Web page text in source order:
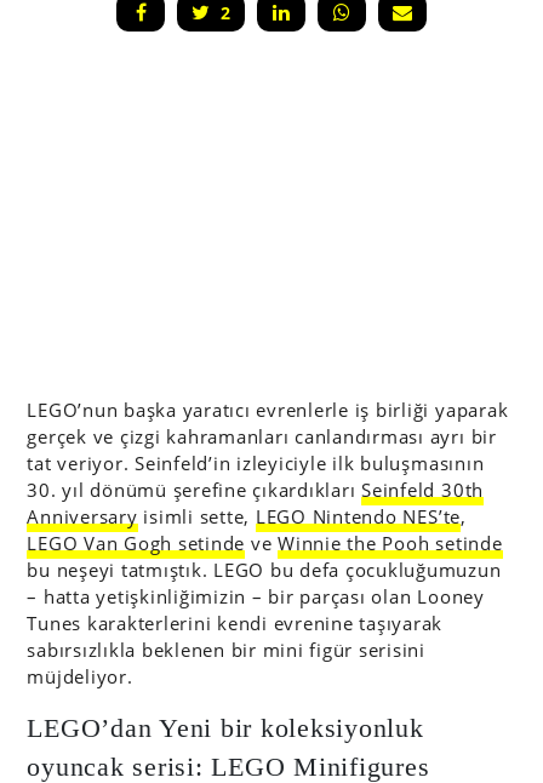
2
LEGO’nun başka yaratıcı evrenlerle iş birliği yaparak
gerçek ve çizgi kahramanları canlandırması ayrı bir
tat veriyor. Seinfeld’in izleyiciyle ilk buluşmasının
30. yıl dönümü şerefine çıkardıklarıSeinfeld 30th
Anniversary isimli sette, LEGO Nintendo NES’te,
LEGO Van Gogh setinde veWinnie the Pooh setinde
bu neşeyi tatmıştık. LEGO bu defa çocukluğumuzun
– hatta yetişkinliğimizin – bir parçası olan Looney
Tunes karakterlerini kendi evrenine taşıyarak
sabırsızlıkla beklenen bir mini figür serisini
müjdeliyor.
LEGO’dan Yeni bir koleksiyonluk
oyuncak serisi: LEGO Minifigures